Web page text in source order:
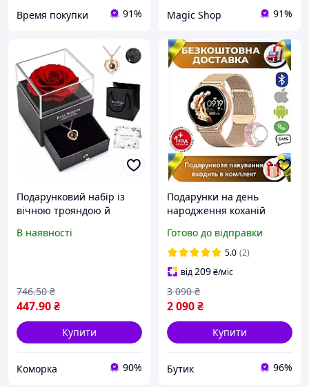
Время покупки 91% Magic Shop 91%
Подарунковий набір із
вічною трояндою й
в коробці з шухлядою
В наявності
447.90₴
746.50 ₴
Купити
Коморка 90%
Подарунки на день
народження коханій
романтичний смарт
годинник оригінальний
подарунок до дня жінки
Готово до відправки
5.0 (2)
від209₴/міс
2 090₴
3 090 ₴
Купити
Бутик 96%